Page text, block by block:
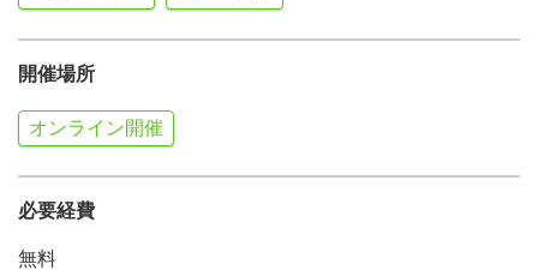
開催場所
オンライン開催
必要経費
無料